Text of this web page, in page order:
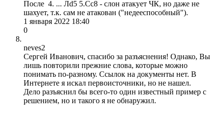
После 4. ... Лd5 5.Сc8 - слон атакует ЧК, но даже не
шахует, т.к. сам не атакован ("недееспособный").
1 января 2022 18:40
0
neves2
Сергей Иванович, спасибо за разъяснения! Однако, Вы
лишь повторили прежние слова, которые можно
понимать по-разному. Ссылок на документы нет. В
Интернете я искал первоисточники, но не нашел.
Дело разъяснил бы всего-то один известный пример с
решением, но и такого я не обнаружил.